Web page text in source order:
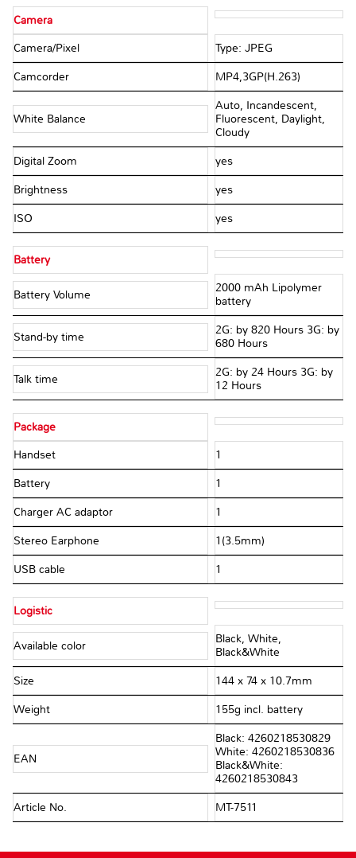
Camera
Camera/Pixel Type: JPEG
Camcorder MP4,3GP(H.263)
White Balance
Auto, Incandescent,
Fluorescent, Daylight,
Cloudy
Digital Zoom yes
Brightness yes
ISO yes
Battery
Battery Volume
2000 mAh Lipolymer
battery
Stand-by time
2G: by 820 Hours 3G: by
680 Hours
Talk time
2G: by 24 Hours 3G: by
12 Hours
Package
Handset 1
Battery 1
Charger AC adaptor 1
Stereo Earphone 1(3.5mm)
USB cable 1
Logistic
Available color
Black, White,
Black&White
Size 144 x 74 x 10.7mm
Weight 155g incl. battery
EAN
Black: 4260218530829
White: 4260218530836
Black&White:
4260218530843
Article No. MT-7511